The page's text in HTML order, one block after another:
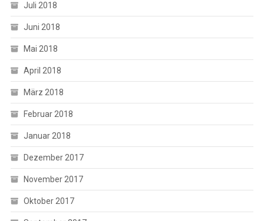
Juli 2018
Juni 2018
Mai 2018
April 2018
März 2018
Februar 2018
Januar 2018
Dezember 2017
November 2017
Oktober 2017